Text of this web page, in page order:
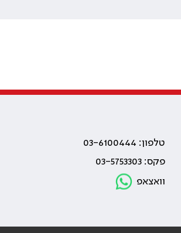
טלפון: 03-6100444
פקס: 03-5753303
וואצאפ